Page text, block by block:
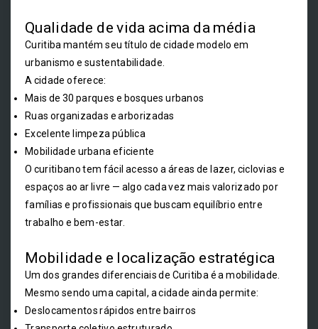
Qualidade de vida acima da média
Curitiba mantém seu título de cidade modelo em
urbanismo e sustentabilidade.
A cidade oferece:
Mais de 30 parques e bosques urbanos
Ruas organizadas e arborizadas
Excelente limpeza pública
Mobilidade urbana eficiente
O curitibano tem fácil acesso a áreas de lazer, ciclovias e
espaços ao ar livre — algo cada vez mais valorizado por
famílias e profissionais que buscam equilíbrio entre
trabalho e bem-estar.
Mobilidade e localização estratégica
Um dos grandes diferenciais de Curitiba é a mobilidade.
Mesmo sendo uma capital, a cidade ainda permite:
Deslocamentos rápidos entre bairros